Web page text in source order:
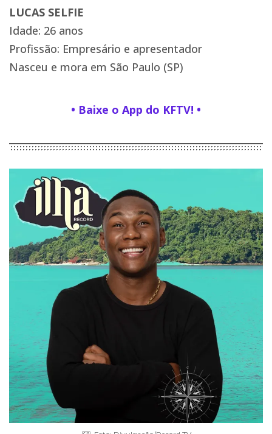
LUCAS SELFIE
Idade: 26 anos
Profissão: Empresário e apresentador
Nasceu e mora em São Paulo (SP)
• Baixe o App do KFTV! •